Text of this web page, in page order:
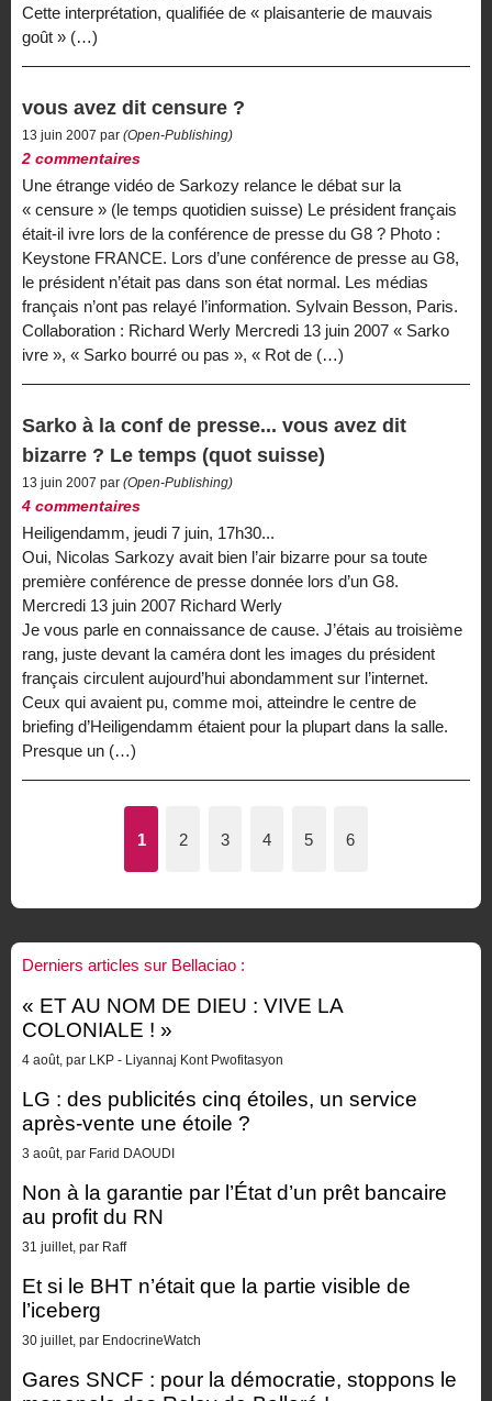
Cette interprétation, qualifiée de « plaisanterie de mauvais
goût » (…)
vous avez dit censure ?
13 juin 2007 par (Open-Publishing)
2 commentaires
Une étrange vidéo de Sarkozy relance le débat sur la
« censure » (le temps quotidien suisse) Le président français
était-il ivre lors de la conférence de presse du G8 ? Photo :
Keystone FRANCE. Lors d’une conférence de presse au G8,
le président n’était pas dans son état normal. Les médias
français n’ont pas relayé l’information. Sylvain Besson, Paris.
Collaboration : Richard Werly Mercredi 13 juin 2007 « Sarko
ivre », « Sarko bourré ou pas », « Rot de (…)
Sarko à la conf de presse... vous avez dit
bizarre ? Le temps (quot suisse)
13 juin 2007 par (Open-Publishing)
4 commentaires
Heiligendamm, jeudi 7 juin, 17h30...
Oui, Nicolas Sarkozy avait bien l’air bizarre pour sa toute
première conférence de presse donnée lors d’un G8.
Mercredi 13 juin 2007 Richard Werly
Je vous parle en connaissance de cause. J’étais au troisième
rang, juste devant la caméra dont les images du président
français circulent aujourd’hui abondamment sur l’internet.
Ceux qui avaient pu, comme moi, atteindre le centre de
briefing d’Heiligendamm étaient pour la plupart dans la salle.
Presque un (…)
1 2 3 4 5 6
Derniers articles sur Bellaciao :
« ET AU NOM DE DIEU : VIVE LA
COLONIALE ! »
4 août, par LKP - Liyannaj Kont Pwofitasyon
LG : des publicités cinq étoiles, un service
après-vente une étoile ?
3 août, par Farid DAOUDI
Non à la garantie par l’État d’un prêt bancaire
au profit du RN
31 juillet, par Raff
Et si le BHT n’était que la partie visible de
l’iceberg
30 juillet, par EndocrineWatch
Gares SNCF : pour la démocratie, stoppons le